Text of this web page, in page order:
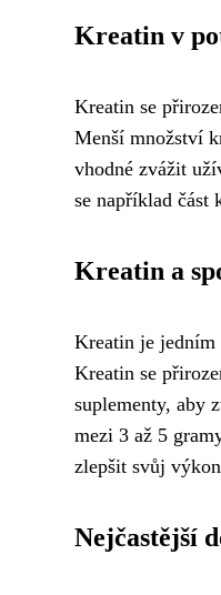
Kreatin v
Kreatin se
Menší množství
vhodné zvážit
se například část
Kreatin a
Kreatin je jedním
Kreatin se
suplementy, aby
mezi 3 až 5
zlepšit svůj
Nejčastější